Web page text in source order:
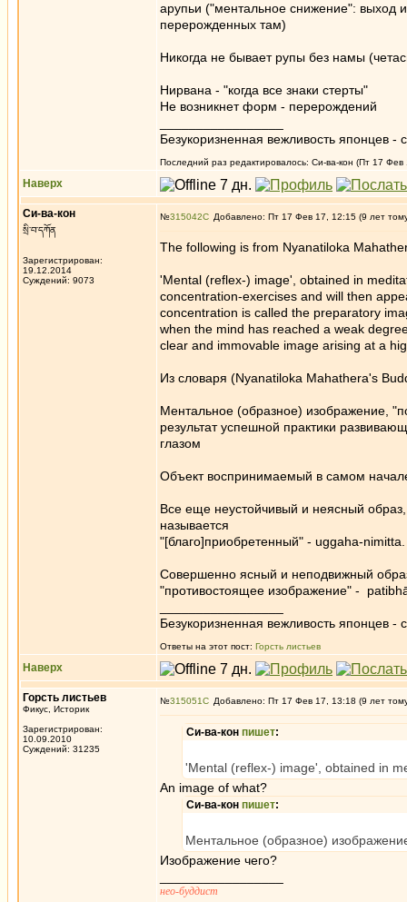
арупьи ("ментальное снижение": выход
перерожденных там)
Никогда не бывает рупы без намы
Нирвана - "когда все знаки стерты"
Не возникнет форм - перерождений
Безукоризненная вежливость японцев -
Последний раз редактировалось: Си-ва-кон (Пт 17 Фев
Наверх
Си-ва-кон
སྲི་བ་དཀོན
Зарегистрирован:
19.12.2014
Суждений: 9073
№315042 Добавлено: Пт 17 Фев 17, 12:15 (9 лет
The following is from Nyanatiloka
'Mental (reflex-) image', obtained in
concentration-exercises and will then
concentration is called the preparatory
when the mind has reached a weak
clear and immovable image arising at a
Из словаря (Nyanatiloka Mahathera's
Ментальное (образное) изображение,
результат успешной практики
глазом
Объект воспринимаемый в самом
Все еще неустойчивый и неясный
называется
"[благо]приобретенный" - uggaha-nimitta.
Совершенно ясный и неподвижный
"противостоящее изображение" -
Безукоризненная вежливость японцев -
Ответы на этот пост: Горсть листьев
Наверх
Горсть листьев
Фикус, Историк
Зарегистрирован:
10.09.2010
Суждений: 31235
№315051 Добавлено: Пт 17 Фев 17, 13:18 (9 лет
Си-ва-кон пишет:
'Mental (reflex-) image', obtained in
An image of what?
Си-ва-кон пишет:
Ментальное (образное)
Изображение чего?
нео-буддист